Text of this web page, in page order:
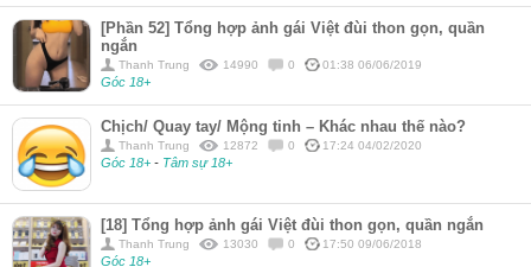
[Phần 52] Tổng hợp ảnh gái Việt đùi thon gọn, quần
ngắn
Thanh Trung 14990 0 01:38 06/06/2019
Góc 18+
Chịch/ Quay tay/ Mộng tinh – Khác nhau thế nào?
Thanh Trung 12872 0 17:24 04/02/2020
Góc 18+ - Tâm sự 18+
[18] Tổng hợp ảnh gái Việt đùi thon gọn, quần ngắn
Thanh Trung 13030 0 17:50 09/06/2018
Góc 18+